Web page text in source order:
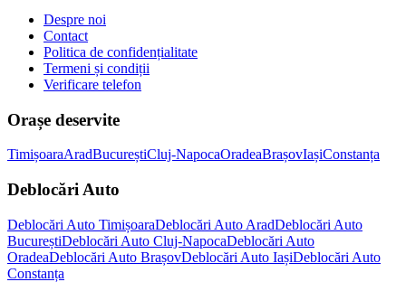
Despre noi
Contact
Politica de confidențialitate
Termeni și condiții
Verificare telefon
Orașe deservite
TimișoaraAradBucureștiCluj-NapocaOradeaBrașovIașiConstanța
Deblocări Auto
Deblocări Auto TimișoaraDeblocări Auto AradDeblocări Auto
BucureștiDeblocări Auto Cluj-NapocaDeblocări Auto
OradeaDeblocări Auto BrașovDeblocări Auto IașiDeblocări Auto
Constanța